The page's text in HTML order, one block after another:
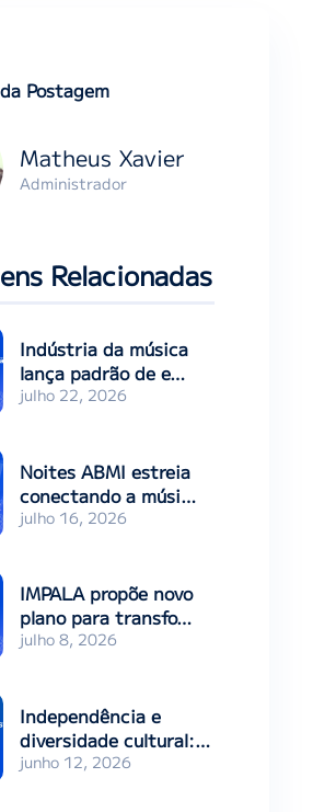
Postagem
Matheus Xavier
Administrador
Relacionadas
Indústria da música
lança padrão de e…
julho 22, 2026
Noites ABMI estreia
conectando a músi…
julho 16, 2026
IMPALA propõe novo
plano para transfo…
julho 8, 2026
Independência e
diversidade cultural:…
junho 12, 2026